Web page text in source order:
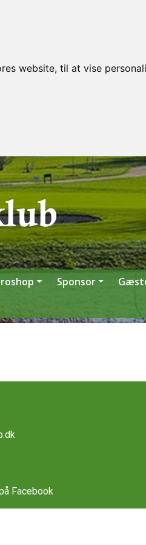
website, til at vise
Sponsor